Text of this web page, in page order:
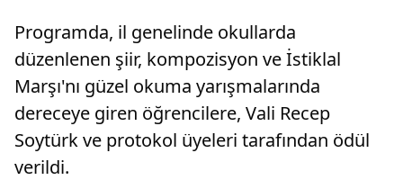
Programda, il genelinde okullarda
düzenlenen şiir, kompozisyon ve İstiklal
Marşı'nı güzel okuma yarışmalarında
dereceye giren öğrencilere, Vali Recep
Soytürk ve protokol üyeleri tarafından ödül
verildi.